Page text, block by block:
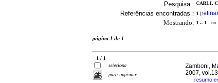
Pesquisa : CARLI,
Referências encontradas : 1 [refinar
Mostrando: 1 .. 1 no
página 1 de 1
1 / 1
seleciona
para imprimir
Zamboni,
2007,
· resumo